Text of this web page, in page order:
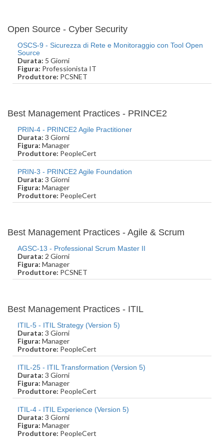
Open Source - Cyber Security
OSCS-9 - Sicurezza di Rete e Monitoraggio con Tool Open
Source
Durata: 5 Giorni
Figura: Professionista IT
Produttore: PCSNET
Best Management Practices - PRINCE2
PRIN-4 - PRINCE2 Agile Practitioner
Durata: 3 Giorni
Figura: Manager
Produttore: PeopleCert
PRIN-3 - PRINCE2 Agile Foundation
Durata: 3 Giorni
Figura: Manager
Produttore: PeopleCert
Best Management Practices - Agile & Scrum
AGSC-13 - Professional Scrum Master II
Durata: 2 Giorni
Figura: Manager
Produttore: PCSNET
Best Management Practices - ITIL
ITIL-5 - ITIL Strategy (Version 5)
Durata: 3 Giorni
Figura: Manager
Produttore: PeopleCert
ITIL-25 - ITIL Transformation (Version 5)
Durata: 3 Giorni
Figura: Manager
Produttore: PeopleCert
ITIL-4 - ITIL Experience (Version 5)
Durata: 3 Giorni
Figura: Manager
Produttore: PeopleCert